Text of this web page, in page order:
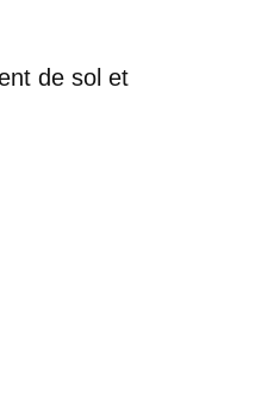
de sol et